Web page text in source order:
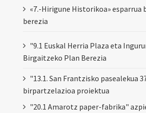
«7.-Hirigune Historikoa»
berezia
"9.1 Euskal Herria Plaza eta
Birgaitzeko Plan Berezia
"13.1. San Frantzisko pasealekua
birpartzelazioa proiektua
"20.1 Amarotz paper-fabrika"